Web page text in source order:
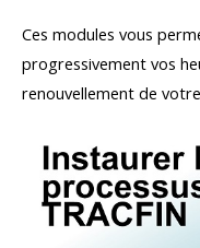
Ces modules vous
progressivement vos
renouvellement de